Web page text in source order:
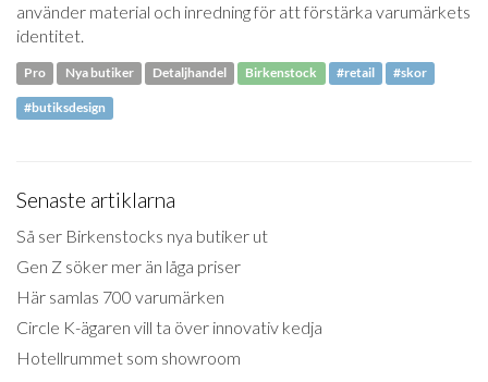
använder material och inredning för att förstärka varumärkets
identitet.
Pro Nya butiker Detaljhandel Birkenstock #retail #skor
#butiksdesign
Senaste artiklarna
Så ser Birkenstocks nya butiker ut
Gen Z söker mer än låga priser
Här samlas 700 varumärken
Circle K-ägaren vill ta över innovativ kedja
Hotellrummet som showroom